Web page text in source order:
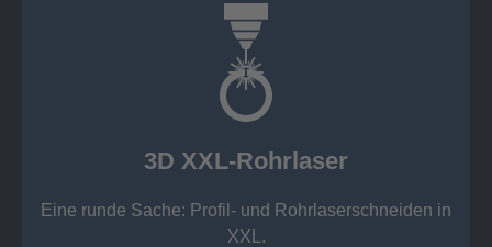
3D XXL-Rohrlaser
Eine runde Sache: Profil- und Rohrlaserschneiden in
XXL.
3D XXL-Rohrlaser
Rechteckprofile bis 300 x 300 mm
Wandstärken:
Nichtrostende Stähle 15 mm (oxidfrei)
Aluminium 10 mm (oxidfrei)